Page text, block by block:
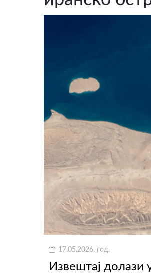
17.05.2026. год.
Извештај долази